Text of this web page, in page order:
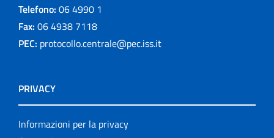
Telefono: 06 4990 1
Fax: 06 4938 7118
PEC: protocollo.centrale@pec.iss.it
PRIVACY
Informazioni per la privacy